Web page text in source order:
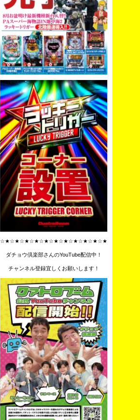
☆★☆★☆★☆★☆★☆★☆★☆★☆★☆★☆★
ダチョウ倶楽部さんのYouTube配信中！
チャンネル登録宜しくお願いします！